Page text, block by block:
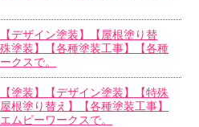
デザイン塗装】【屋根塗り替
塗装】【各種塗装工事】【各種
クスで。
塗装】【デザイン塗装】【特殊
根塗り替え】【各種塗装工事】
ムピーワークスで。